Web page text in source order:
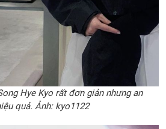
Hye Kyo rất đơn giản nhưng an
quả. Ảnh: kyo1122